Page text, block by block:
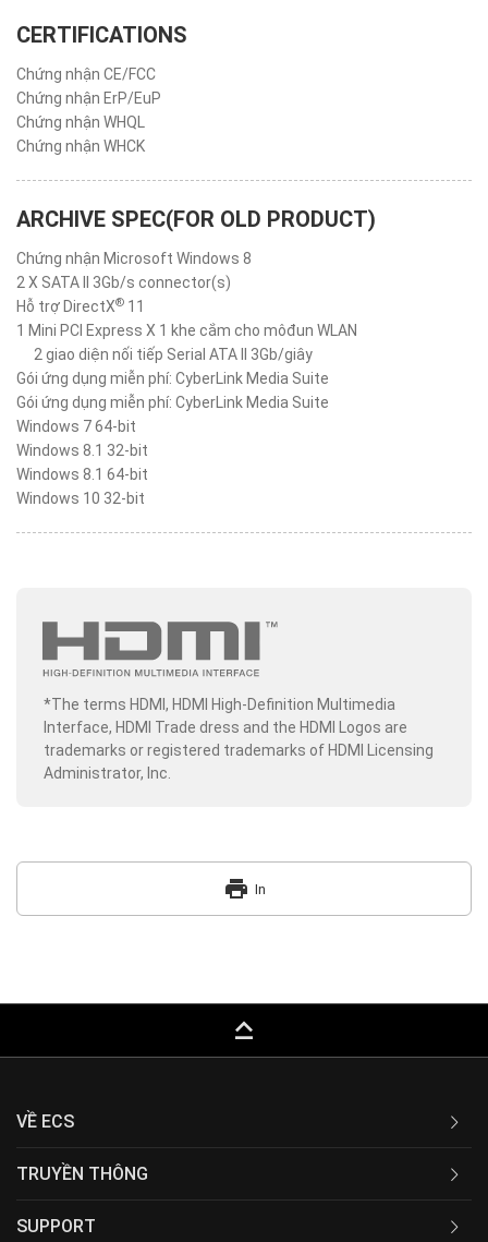
CERTIFICATIONS
Chứng nhận CE/FCC
Chứng nhận ErP/EuP
Chứng nhận WHQL
Chứng nhận WHCK
ARCHIVE SPEC(FOR OLD PRODUCT)
Chứng nhận Microsoft Windows 8
2 X SATA II 3Gb/s connector(s)
Hỗ trợ DirectX® 11
1 Mini PCI Express X 1 khe cắm cho môđun WLAN
2 giao diện nối tiếp Serial ATA II 3Gb/giây
Gói ứng dụng miễn phí: CyberLink Media Suite
Gói ứng dụng miễn phí: CyberLink Media Suite
Windows 7 64-bit
Windows 8.1 32-bit
Windows 8.1 64-bit
Windows 10 32-bit
*The terms HDMI, HDMI High-Definition Multimedia
Interface, HDMI Trade dress and the HDMI Logos are
trademarks or registered trademarks of HDMI Licensing
Administrator, Inc.
print In
keyboard_capslock
VỀ ECS
TRUYỀN THÔNG
SUPPORT